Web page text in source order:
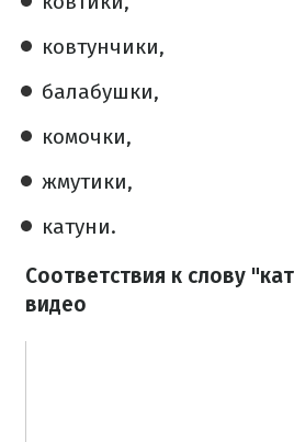
ковтунчики,
балабушки,
комочки,
жмутики,
катуни.
Соответствия к слову
видео